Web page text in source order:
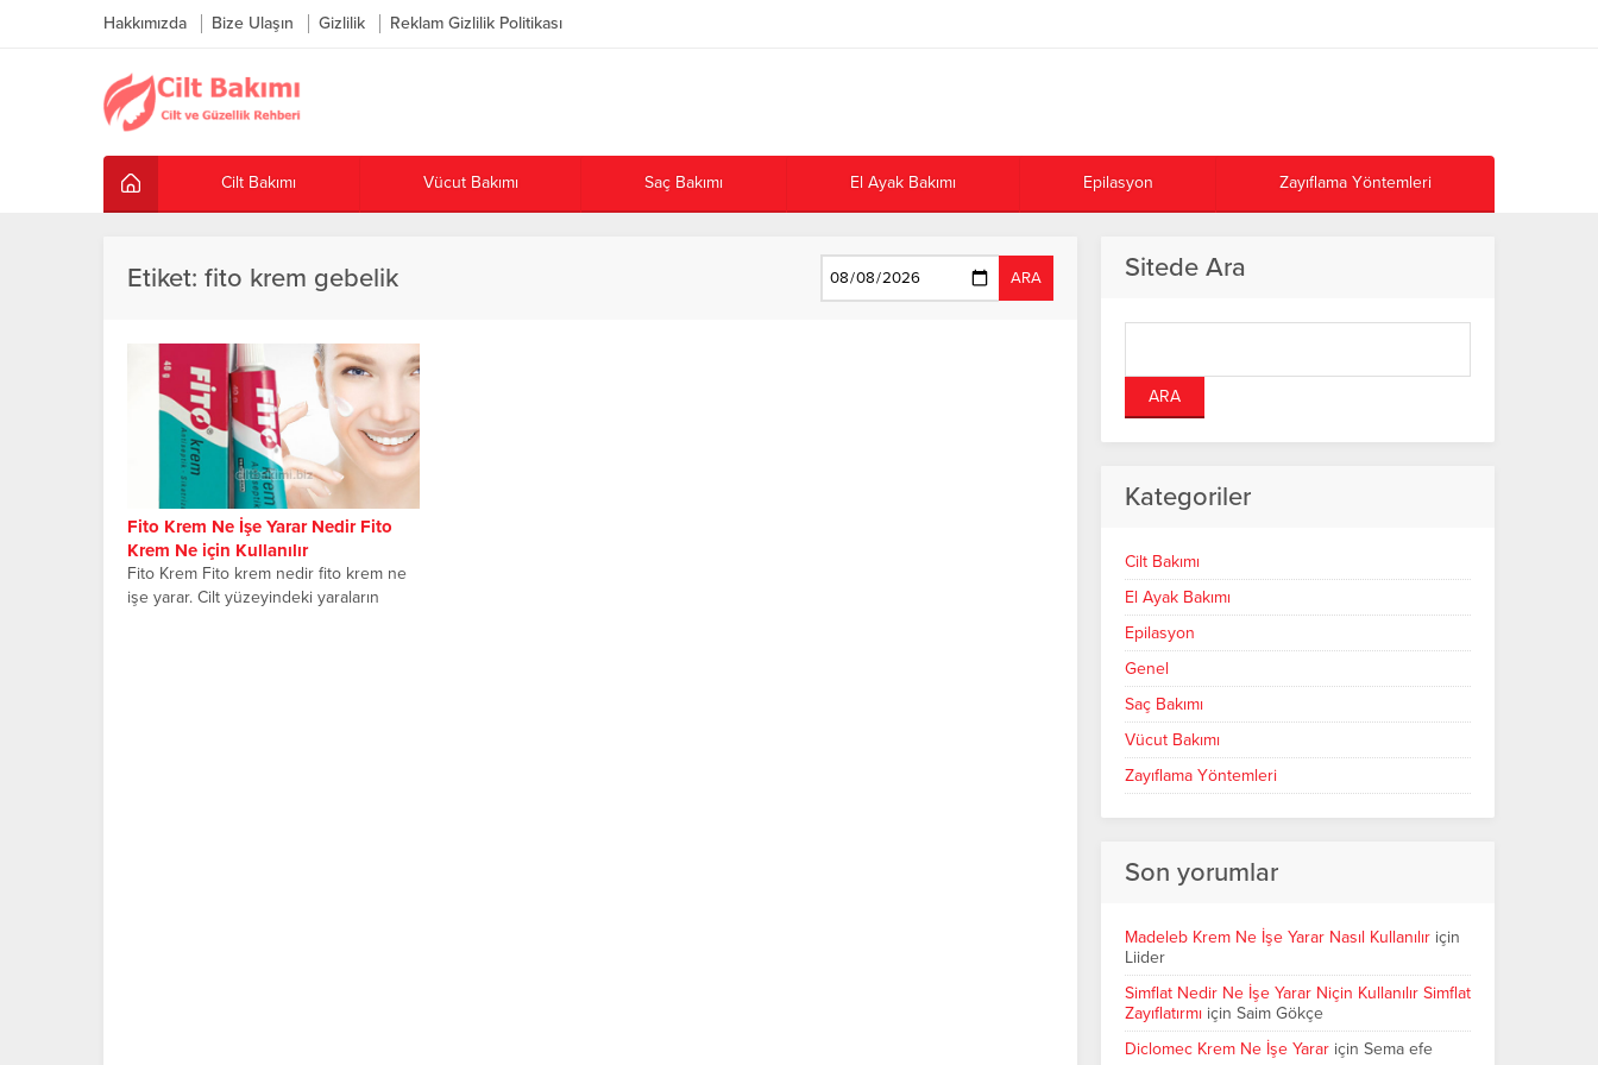
Hakkımızda Bize Ulaşın Gizlilik Reklam Gizlilik Politikası
Cilt Bakımı Vücut Bakımı Saç Bakımı El Ayak Bakımı Epilasyon Zayıflama Yöntemleri
Sitede Ara
Kategoriler
Cilt Bakımı
El Ayak Bakımı
Epilasyon
Genel
Saç Bakımı
Vücut Bakımı
Zayıflama Yöntemleri
Son yorumlar
Madeleb Krem Ne İşe Yarar Nasıl Kullanılır için
Liider
Simflat Nedir Ne İşe Yarar Niçin Kullanılır Simflat
Zayıflatırmı için Saim Gökçe
Diclomec Krem Ne İşe Yarar için Sema efe
Etiket: fito krem gebelik ARA
Fito Krem Ne İşe Yarar Nedir Fito
Krem Ne için Kullanılır
Fito Krem Fito krem nedir fito krem ne
işe yarar. Cilt yüzeyindeki yaraların